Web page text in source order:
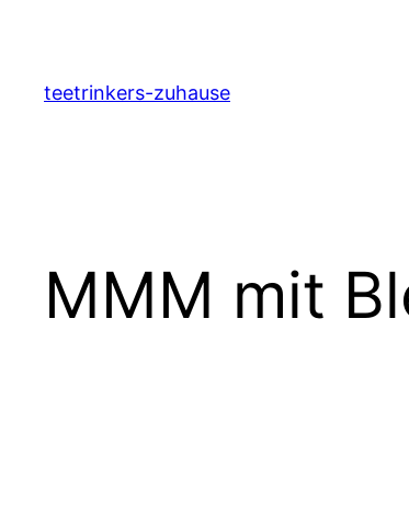
springen
teetrinkers-zuhause
MMM mit